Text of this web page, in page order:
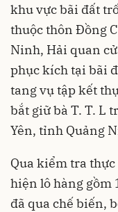
khu vực bãi đất
thuộc thôn Đồng
Ninh, Hải quan
phục kích tại bãi
tang vụ tập kết
bắt giữ bà T. T. L
Yên, tỉnh Quảng
Qua kiểm tra
hiện lô hàng gồm
đã qua chế biến,